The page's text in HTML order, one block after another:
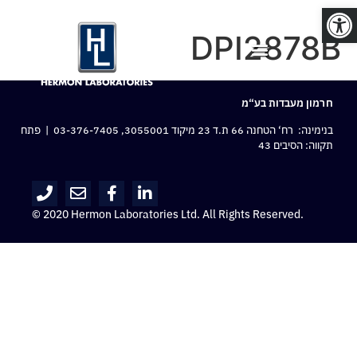
פתח סרגל נגישות
DPI2878B
חרמון מעבדות בע“מ
בנימינה: רח‘ הטחנה 66 ת.ד 23 מיקוד 3055001,
03-376-7405 | פתח
תקווה: הסיבים 43
© 2020 Hermon Laboratories Ltd. All Rights Reserved.